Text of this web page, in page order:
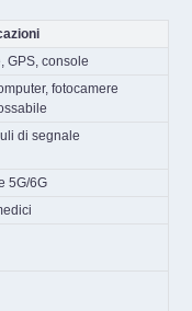
GPS, console
fotocamere
di segnale
5G/6G